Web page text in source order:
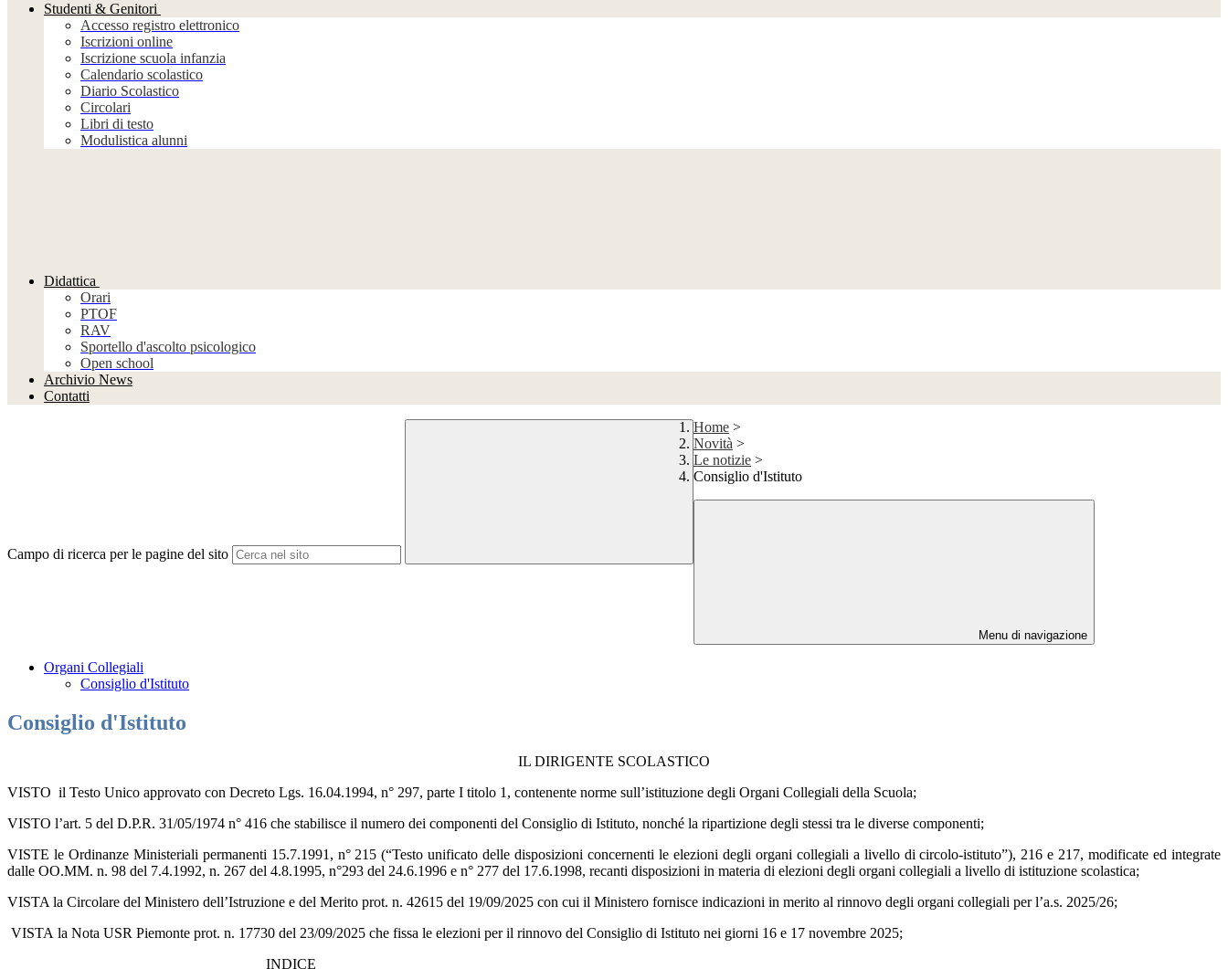
Studenti & Genitori
Accesso registro elettronico
Iscrizioni online
Iscrizione scuola infanzia
Calendario scolastico
Diario Scolastico
Circolari
Libri di testo
Modulistica alunni
Didattica
Orari
PTOF
RAV
Sportello d'ascolto psicologico
Open school
Archivio News
Contatti
Campo di ricerca per le pagine del sito
Home >
Novità >
Le notizie >
Consiglio d'Istituto
Menu di navigazione
Organi Collegiali
Consiglio d'Istituto
Consiglio d'Istituto
IL DIRIGENTE SCOLASTICO
VISTO il Testo Unico approvato con Decreto Lgs. 16.04.1994, n° 297, parte I titolo 1, contenente norme sull’istituzione degli Organi Collegiali della Scuola;
VISTO l’art. 5 del D.P.R. 31/05/1974 n° 416 che stabilisce il numero dei componenti del Consiglio di Istituto, nonché la ripartizione degli stessi tra le diverse componenti;
VISTE le Ordinanze Ministeriali permanenti 15.7.1991, n° 215 (“Testo unificato delle disposizioni concernenti le elezioni degli organi collegiali a livello di circolo-istituto”), 216 e 217, modificate ed integrate
dalle OO.MM. n. 98 del 7.4.1992, n. 267 del 4.8.1995, n°293 del 24.6.1996 e n° 277 del 17.6.1998, recanti disposizioni in materia di elezioni degli organi collegiali a livello di istituzione scolastica;
VISTA la Circolare del Ministero dell’Istruzione e del Merito prot. n. 42615 del 19/09/2025 con cui il Ministero fornisce indicazioni in merito al rinnovo degli organi collegiali per l’a.s. 2025/26;
VISTA la Nota USR Piemonte prot. n. 17730 del 23/09/2025 che fissa le elezioni per il rinnovo del Consiglio di Istituto nei giorni 16 e 17 novembre 2025;
INDICE